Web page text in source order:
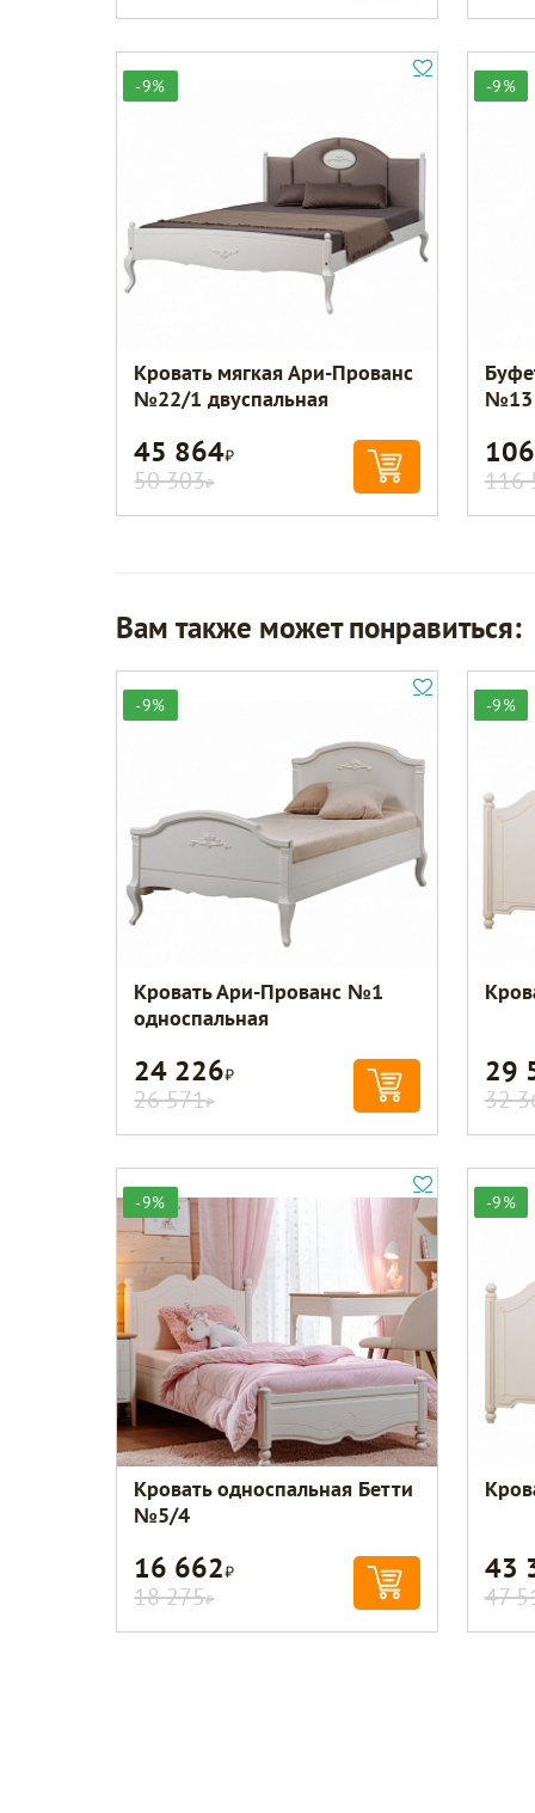
-9%
Кровать мягкая Ари-Прованс
№22/1 двуспальная
45 864Р
50 303Р
-9%
№13
116
Вам также может понравиться:
-9%
Кровать Ари-Прованс №1
односпальная
24 226Р
26 571Р
-9%
29
32
-9%
Кровать односпальная Бетти
№5/4
16 662Р
18 275Р
-9%
43
47